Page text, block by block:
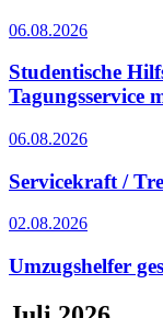
06.08.2026
Studentische
Tagungsservice
06.08.2026
Servicekraft /
02.08.2026
Umzugshelfer